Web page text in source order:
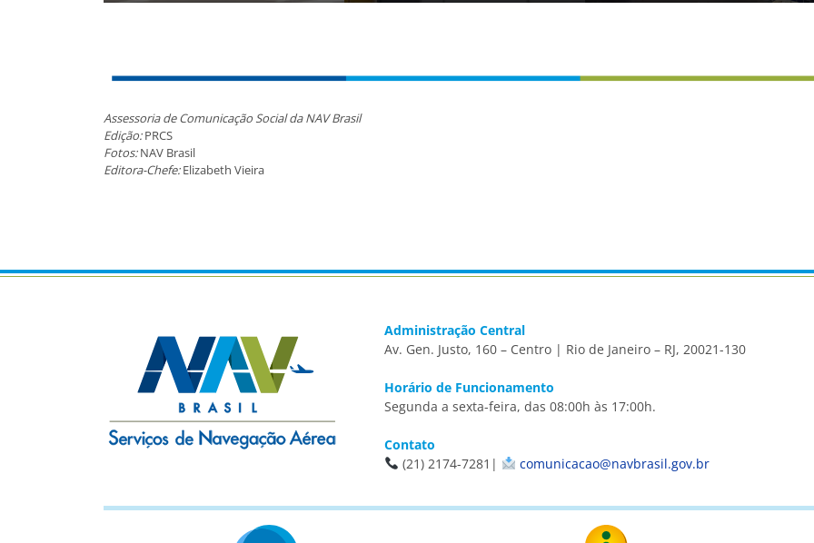
Assessoria de Comunicação Social da NAV Brasil
Edição:PRCS
Fotos:NAV Brasil
Editora-Chefe:Elizabeth Vieira
Administração Central
Av. Gen. Justo, 160 – Centro | Rio de Janeiro – RJ, 20021-130
Horário de Funcionamento
Segunda a sexta-feira, das 08:00h às 17:00h.
Contato
(21) 2174-7281|
comunicacao@navbrasil.gov.br